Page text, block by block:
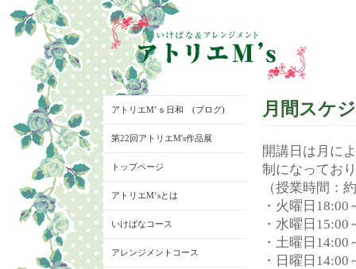
月間スケ
開講日は月に
制になってお
（授業時間：
・火曜日18:00
・水曜日15:00
・土曜日14:00
・日曜日14:00
アトリエM’ｓ日和 (ブログ)
第22回アトリエM's作品展
トップページ
アトリエM‘sとは
いけばなコース
アレンジメントコース